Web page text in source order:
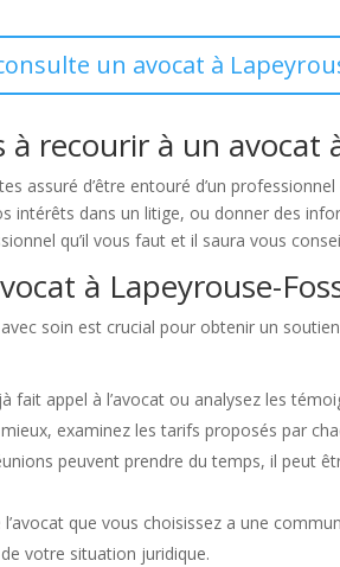
un avocat à
recourir à un avocat
assuré d’être entouré d’un
intérêts dans un litige, ou donner des
qu’il vous faut et il saura vous
à Lapeyrouse-
soin est crucial pour obtenir un
fait appel à l’avocat ou analysez les
examinez les tarifs proposés par
peuvent prendre du temps, il peut
que vous choisissez a une
votre situation juridique.